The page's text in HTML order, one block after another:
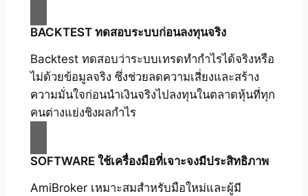
BACKTEST ทดสอบระบบก่อนลงทุนจริง
Backtest ทดสอบว่าระบบเทรดทำกำไรได้จริงหรือ
ไม่ด้วยข้อมูลจริง ซึ่งช่วยลดความเสี่ยงและสร้าง
ความมั่นใจก่อนนำเงินจริงไปลงทุนในตลาดหุ้นที่ทุก
คนต่างแย่งชิงผลกำไร
SOFTWARE ใช้เครื่องมือที่เจาะจงมีประสิทธิภาพ
AmiBroker เหมาะสมสำหรับมือใหม่และผู้มี